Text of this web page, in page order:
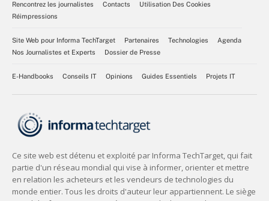
Rencontrez les journalistes
Contacts
Utilisation Des Cookies
Réimpressions
Site Web pour Informa TechTarget Partenaires Technologies
Agenda
Nos Journalistes et Experts
Dossier de Presse
E-Handbooks Conseils IT Opinions Guides Essentiels Projets IT